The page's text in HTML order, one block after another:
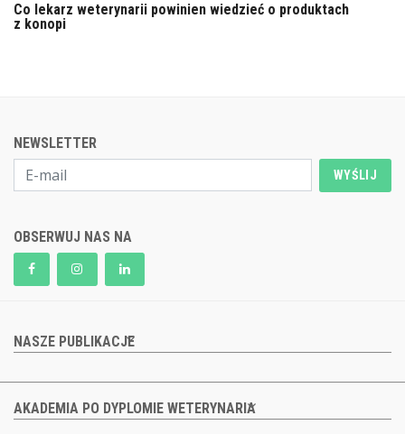
Co lekarz weterynarii powinien wiedzieć o produktach
z konopi
NEWSLETTER
WYŚLIJ
OBSERWUJ NAS NA
NASZE PUBLIKACJE
AKADEMIA PO DYPLOMIE WETERYNARIA